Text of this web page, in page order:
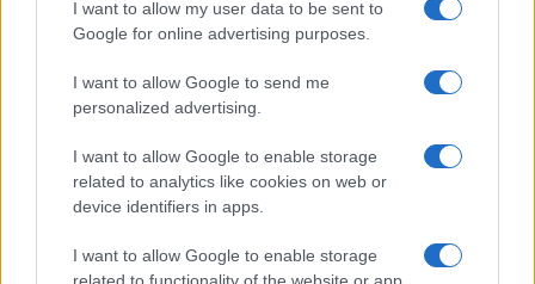
I want to allow my user data to be sent to
Google for online advertising purposes.
I want to allow Google to send me
personalized advertising.
I want to allow Google to enable storage
related to analytics like cookies on web or
device identifiers in apps.
I want to allow Google to enable storage
inicialmente se resistió a un proceso de extradición
simplificado, lo que podría haber prolongado su
traslado a México. Sin embargo, el ministro de
Seguridad,Omar García Harfuch
posteriormente que estaba siendo regresado a
México.
“Agradecemos la cooperación del gobierno de
Paraguay, que facilitó su expulsión debido a